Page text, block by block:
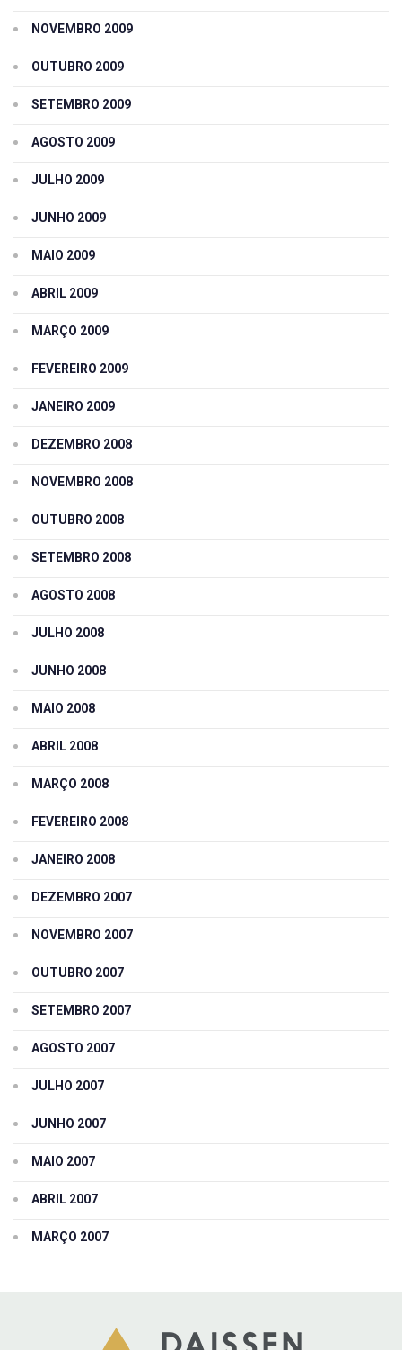
NOVEMBRO 2009
OUTUBRO 2009
SETEMBRO 2009
AGOSTO 2009
JULHO 2009
JUNHO 2009
MAIO 2009
ABRIL 2009
MARÇO 2009
FEVEREIRO 2009
JANEIRO 2009
DEZEMBRO 2008
NOVEMBRO 2008
OUTUBRO 2008
SETEMBRO 2008
AGOSTO 2008
JULHO 2008
JUNHO 2008
MAIO 2008
ABRIL 2008
MARÇO 2008
FEVEREIRO 2008
JANEIRO 2008
DEZEMBRO 2007
NOVEMBRO 2007
OUTUBRO 2007
SETEMBRO 2007
AGOSTO 2007
JULHO 2007
JUNHO 2007
MAIO 2007
ABRIL 2007
MARÇO 2007